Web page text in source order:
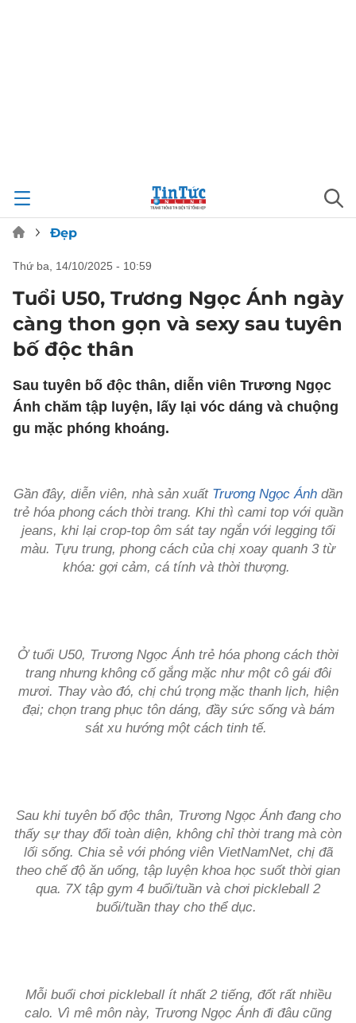
Đẹp
thứ ba, 14/10/2025 - 10:59
Tuổi U50, Trương Ngọc Ánh ngày
càng thon gọn và sexy sau tuyên
bố độc thân
Sau tuyên bố độc thân, diễn viên Trương Ngọc
Ánh chăm tập luyện, lấy lại vóc dáng và chuộng
gu mặc phóng khoáng.
Gần đây, diễn viên, nhà sản xuất Trương Ngọc Ánh dần
trẻ hóa phong cách thời trang. Khi thì cami top với quần
jeans, khi lại crop-top ôm sát tay ngắn với legging tối
màu. Tựu trung, phong cách của chị xoay quanh 3 từ
khóa: gợi cảm, cá tính và thời thượng.
Ở tuổi U50, Trương Ngọc Ánh trẻ hóa phong cách thời
trang nhưng không cố gắng mặc như một cô gái đôi
mươi. Thay vào đó, chị chú trọng mặc thanh lịch, hiện
đại; chọn trang phục tôn dáng, đầy sức sống và bám
sát xu hướng một cách tinh tế.
Sau khi tuyên bố độc thân, Trương Ngọc Ánh đang cho
thấy sự thay đổi toàn diện, không chỉ thời trang mà còn
lối sống. Chia sẻ với phóng viên VietNamNet, chị đã
theo chế độ ăn uống, tập luyện khoa học suốt thời gian
qua. 7X tập gym 4 buổi/tuần và chơi pickleball 2
buổi/tuần thay cho thể dục.
Mỗi buổi chơi pickleball ít nhất 2 tiếng, đốt rất nhiều
calo. Vì mê môn này, Trương Ngọc Ánh đi đâu cũng